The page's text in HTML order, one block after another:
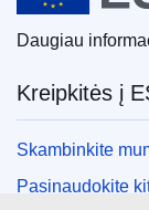
Daugiau
Kreipkitės į
Skambinkite
Pasinaudokite